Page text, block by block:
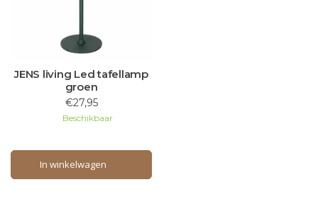
JENS living Led tafellamp
groen
€27,95
Beschikbaar
In winkelwagen
In winkelwagen